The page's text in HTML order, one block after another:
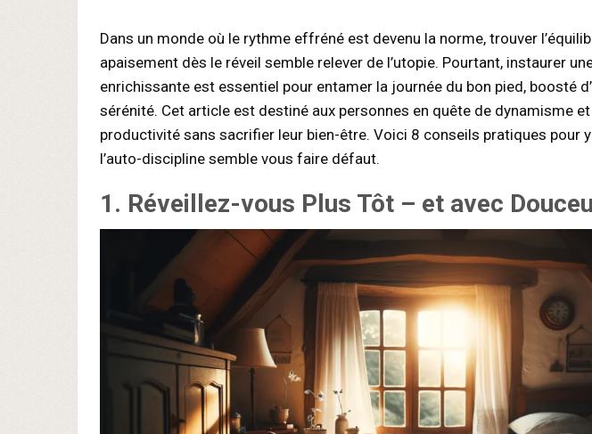
Dans un monde où le rythme effréné est devenu la norme, trouver
apaisement dès le réveil semble relever de l’utopie. Pourtant, instaurer
enrichissante est essentiel pour entamer la journée du bon pied, boosté
sérénité. Cet article est destiné aux personnes en quête de dynamisme
productivité sans sacrifier leur bien-être. Voici 8 conseils pratiques pour
l’auto-discipline semble vous faire défaut.
1. Réveillez-vous Plus Tôt – et avec